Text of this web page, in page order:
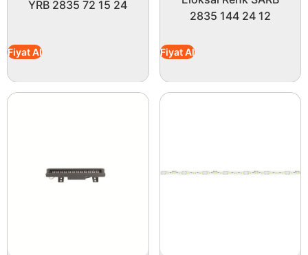
YRB 2835 72 15 24
Fiyat Al
2835 144 24 12
Fiyat Al